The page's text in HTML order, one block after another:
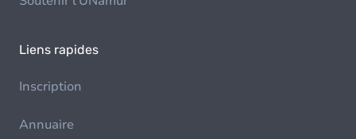
Liens rapides
Inscription
Annuaire